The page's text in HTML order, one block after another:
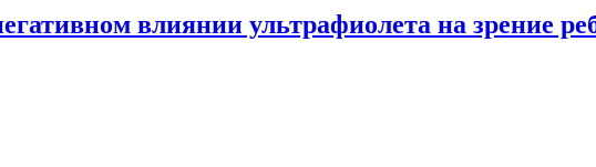
влиянии ультрафиолета на зрение